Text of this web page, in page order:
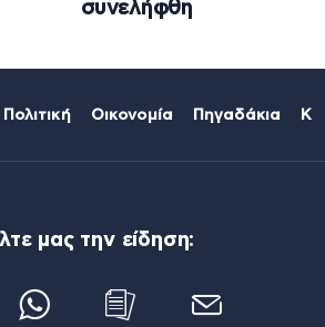
συνελήφθη
Πολιτική Οικονομία Πηγαδάκια
μας την είδηση: